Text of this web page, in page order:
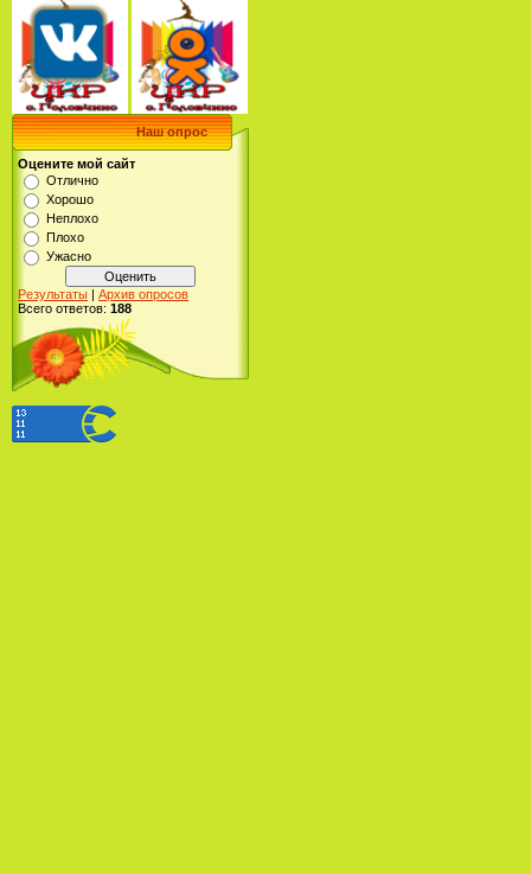
Наш опрос
Оцените мой сайт
Отлично
Хорошо
Неплохо
Плохо
Ужасно
Результаты | Архив опросов
Всего ответов: 188